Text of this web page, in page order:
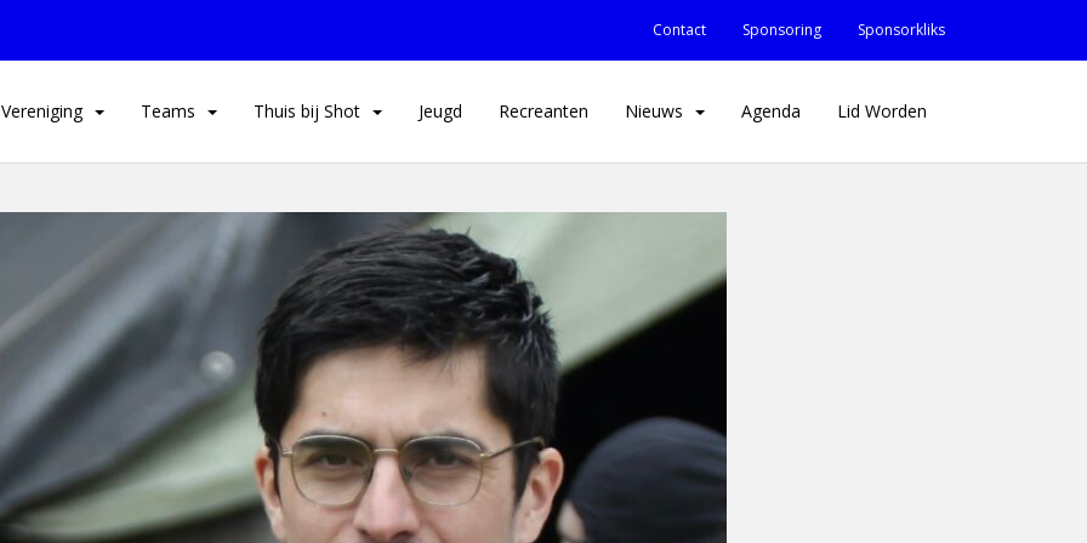
Contact Sponsoring Sponsorkliks
Vereniging Teams Thuis bij Shot Jeugd Recreanten Nieuws Agenda Lid Worden